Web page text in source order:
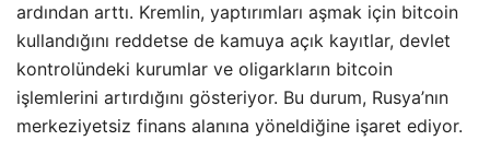
ardından arttı. Kremlin, yaptırımları aşmak için bitcoin
kullandığını reddetse de kamuya açık kayıtlar, devlet
kontrolündeki kurumlar ve oligarkların bitcoin
işlemlerini artırdığını gösteriyor. Bu durum, Rusya’nın
merkeziyetsiz finans alanına yöneldiğine işaret ediyor.